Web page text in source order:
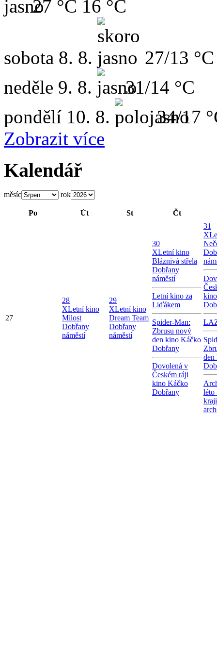
27 °C 16 °C
sobota 8. 8.
27/13 °C
neděle 9. 8.
31/14 °C
pondělí 10. 8.
34/17
Zobrazit více
Kalendář
měsíc rok
Po Út St Čt
27
28
XLetní kino
Milost
Dobřany
náměstí
29
XLetní kino
Dream Team
Dobřany
náměstí
30
XLetní kino
Bláznivá střela
Dobřany
náměstí
Letní kino za
Liďákem
Spider-Man:
Zbrusu nový
den kino Káčko
Dobřany
Dovolená v
Českém ráji
kino Káčko
Dobřany
31
X
den
léto